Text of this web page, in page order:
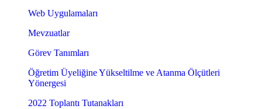
Web Uygulamaları
Mevzuatlar
Görev Tanımları
Öğretim Üyeliğine Yükseltilme ve Atanma Ölçütleri
Yönergesi
2022 Toplantı Tutanakları